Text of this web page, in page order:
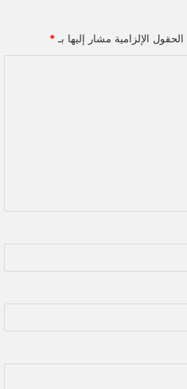
الحقول الإلزامية مشار إليها بـ *